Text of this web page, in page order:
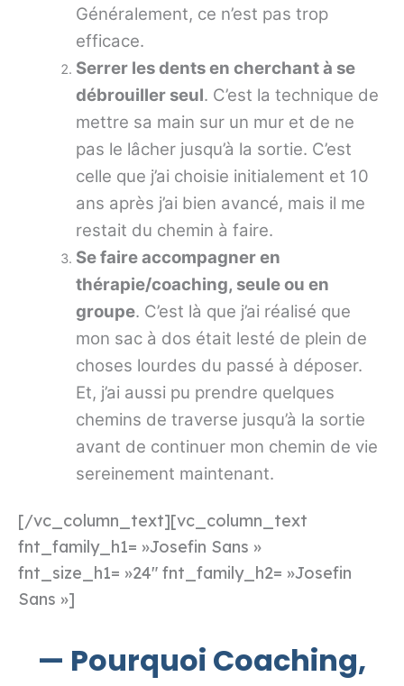
Généralement, ce n’est pas trop
efficace.
Serrer les dents en cherchant à se
débrouiller seul. C’est la technique de
mettre sa main sur un mur et de ne
pas le lâcher jusqu’à la sortie. C’est
celle que j’ai choisie initialement et 10
ans après j’ai bien avancé, mais il me
restait du chemin à faire.
Se faire accompagner en
thérapie/coaching, seule ou en
groupe. C’est là que j’ai réalisé que
mon sac à dos était lesté de plein de
choses lourdes du passé à déposer.
Et, j’ai aussi pu prendre quelques
chemins de traverse jusqu’à la sortie
avant de continuer mon chemin de vie
sereinement maintenant.
[/vc_column_text][vc_column_text
fnt_family_h1= »Josefin Sans »
fnt_size_h1= »24″ fnt_family_h2= »Josefin
Sans »]
— Pourquoi Coaching,